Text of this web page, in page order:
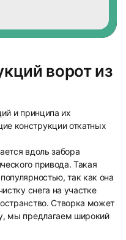
ворот из
и принципа их
конструкции откатных
вдоль забора
привода. Такая
так как она
снега на участке
Створка может
мы предлагаем широкий